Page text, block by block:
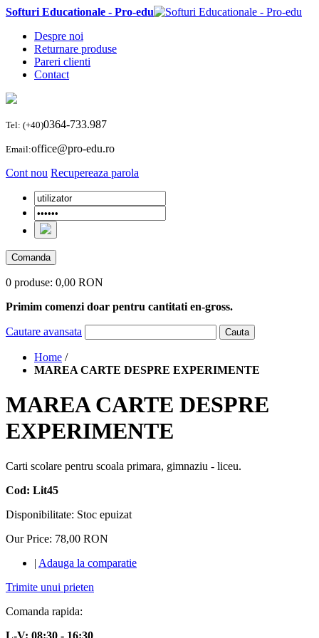
Softuri Educationale - Pro-edu
Despre noi
Returnare produse
Pareri clienti
Contact
Tel: (+40)0364-733.987
Email:office@pro-edu.ro
Cont nou Recupereaza parola
Comanda
0 produse: 0,00 RON
Primim comenzi doar pentru cantitati en-gross.
Cautare avansata Cauta
Home /
MAREA CARTE DESPRE EXPERIMENTE
MAREA CARTE DESPRE
EXPERIMENTE
Carti scolare pentru scoala primara, gimnaziu - liceu.
Cod: Lit45
Disponibilitate: Stoc epuizat
Our Price: 78,00 RON
| Adauga la comparatie
Trimite unui prieten
Comanda rapida:
L-V: 08:30 - 16:30